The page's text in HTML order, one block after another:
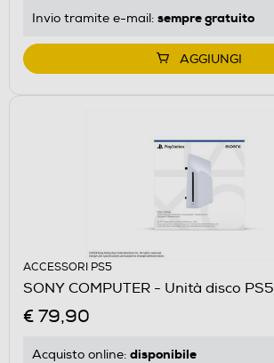
Invio tramite e-mail: sempre gratuito
AGGIUNGI
ACCESSORI PS5
SONY COMPUTER - Unità disco PS5
€ 79,90
Acquisto online: disponibile